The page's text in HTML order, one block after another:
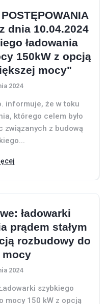
dnia 10.04.2024
ładowania
150kW z opcją
mocy"
2024
informuje, że w toku
którego celem było
związanych z budową
ładowarki
prądem stałym
rozbudowy do
mocy
2024
Ładowarki szybkiego
mocy 150 kW z opcją